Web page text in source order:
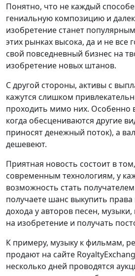
Понятно, что не каждый
гениальную композицию и
изобретение станет
этих рынках высока, да и не все
свой повседневный бизнес на
изобретение новых штанов.
С другой стороны, активы с
кажутся слишком
проходить мимо них. Особенно
когда обесцениваются другие
приносят денежный поток), а
дешевеют.
Приятная новость состоит в
современным технологиям, у
возможность стать
получаете шанс выкупить
дохода у авторов песен,
на изобретение и получать
К примеру, музыку к фильмам,
продают на сайте
несколько дней проводятся